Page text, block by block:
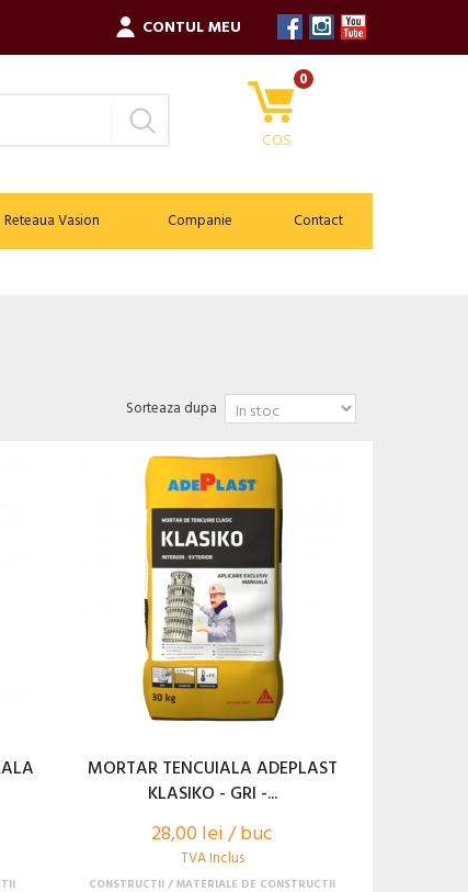
CONTUL MEU
0
COS
Reteaua Vasion Companie Contact
Sorteaza dupa
MORTAR TENCUIALA ADEPLAST
KLASIKO - GRI -...
28,00 lei / buc
TVA Inclus
CONSTRUCTII MATERIALE DE CONSTRUCTII